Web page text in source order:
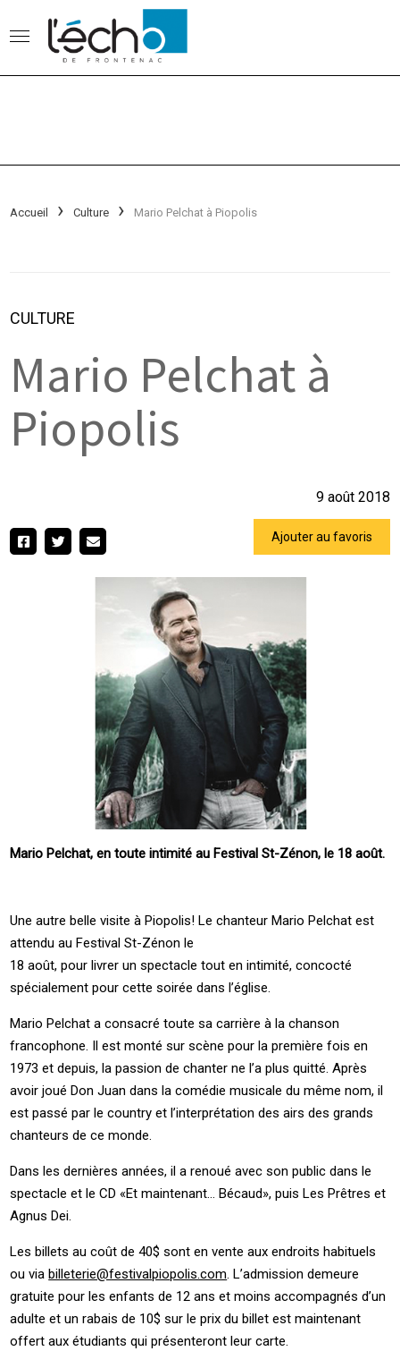
Accueil Culture Mario Pelchat à Piopolis
CULTURE
Mario Pelchat à
Piopolis
9 août 2018
Ajouter au favoris
Mario Pelchat, en toute intimité au Festival St-Zénon, le 18 août.
Une autre belle visite à Piopolis! Le chanteur Mario Pelchat est
attendu au Festival St-Zénon le
18 août, pour livrer un spectacle tout en intimité, concocté
spécialement pour cette soirée dans l’église.
Mario Pelchat a consacré toute sa carrière à la chanson
francophone. Il est monté sur scène pour la première fois en
1973 et depuis, la passion de chanter ne l’a plus quitté. Après
avoir joué Don Juan dans la comédie musicale du même nom, il
est passé par le country et l’interprétation des airs des grands
chanteurs de ce monde.
Dans les dernières années, il a renoué avec son public dans le
spectacle et le CD «Et maintenant… Bécaud», puis Les Prêtres et
Agnus Dei.
Les billets au coût de 40$ sont en vente aux endroits habituels
ou via billeterie@festivalpiopolis.com. L’admission demeure
gratuite pour les enfants de 12 ans et moins accompagnés d’un
adulte et un rabais de 10$ sur le prix du billet est maintenant
offert aux étudiants qui présenteront leur carte.